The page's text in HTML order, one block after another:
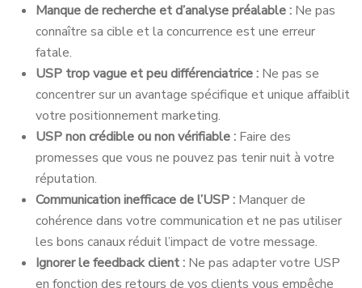
Manque de recherche et d’analyse préalable : Ne pas
connaître sa cible et la concurrence est une erreur
fatale.
USP trop vague et peu différenciatrice : Ne pas se
concentrer sur un avantage spécifique et unique affaiblit
votre positionnement marketing.
USP non crédible ou non vérifiable : Faire des
promesses que vous ne pouvez pas tenir nuit à votre
réputation.
Communication inefficace de l’USP : Manquer de
cohérence dans votre communication et ne pas utiliser
les bons canaux réduit l’impact de votre message.
Ignorer le feedback client : Ne pas adapter votre USP
en fonction des retours de vos clients vous empêche